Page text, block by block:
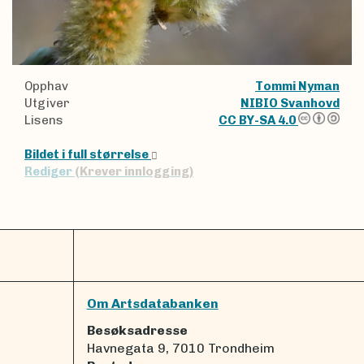
Opphav
Tommi Nyman
Utgiver
NIBIO Svanhovd
Lisens
CC BY-SA 4.0
Bildet i full størrelse
Rediger (Krever innlogging)
Om Artsdatabanken
Besøksadresse
Havnegata 9, 7010 Trondheim